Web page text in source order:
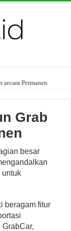
Permanen
Grab
besar
untuk
beragam fitur